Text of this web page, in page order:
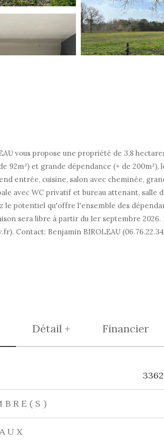
vous propose une propriété de 3,8
92m²) et grande dépendance (+ de
entrée, cuisine, salon avec cheminée,
avec WC privatif et bureau attenant, salle
le potentiel qu'offre l'ensemble des
sera libre à partir du 1er septembre
Contact: Benjamin BIROLEAU
Détail + Financier